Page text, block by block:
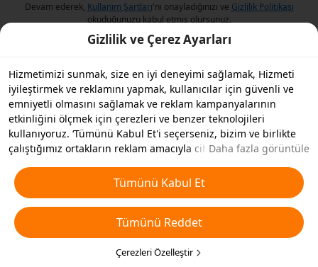
Devam ederek, Kullanım Şartları'nı onayladığınızı ve Gizlilik Politikası
okuduğunuzu kabul etmiş olursunuz.
Gizlilik ve Çerez Ayarları
Hizmetimizi sunmak, size en iyi deneyimi sağlamak, Hizmeti
iyileştirmek ve reklamını yapmak, kullanıcılar için güvenli ve
emniyetli olmasını sağlamak ve reklam kampanyalarının
etkinliğini ölçmek için çerezleri ve benzer teknolojileri
kullanıyoruz. ‘Tümünü Kabul Et'i seçerseniz, bizim ve birlikte
çalıştığımız ortakların reklam amacıyla cihazınızda çerezleri ve
Ayrıca, temel olmayan çerezlerin ’Tümünü Reddedebilir' veya
aşağıdaki ’Çerezleri Özelleştir'i tıklayarak veya gizlilik
ayarlarınızda istediğiniz zaman hangi çerez türlerini kabul
etmek veya devre dışı bırakmak istediğinizi seçebilirsiniz. Daha
fazla detay içinÇerezler ve Benzer Teknolojiler Politikamıza
Daha fazla görüntüle
Tümünü Kabul Et
Tümünü Reddet
Çerezleri Özelleştir